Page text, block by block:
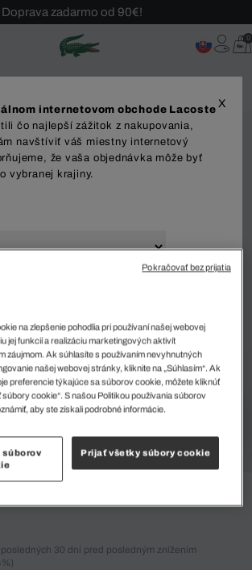
Doprava zadarmo od 90€!
Sezónny výpredaj až -40 %!
Bezplatné vrátenie!
0
30 dní pred posledným znížením
X
internetovom obchode Lacoste
čo najlepší zážitok z nakupovania,
navštíviť váš miestny internetový
že vaša objednávka môže byť
vybranej krajiny.
na zlepšenie pohodlia pri používaní našej webovej
jej funkcií a realizáciu marketingových aktivít
záujmom. Ak súhlasíte s používaním nevyhnutných
našej webovej stránky, kliknite na „Súhlasím“. Ak
preferencie týkajúce sa súborov cookie, môžete kliknúť
súbory cookie“. S našou Politikou používania súborov
aby ste získali podrobné informácie.
súborov
Prijať všetky súbory cookie
Pokračovať bez prijatia